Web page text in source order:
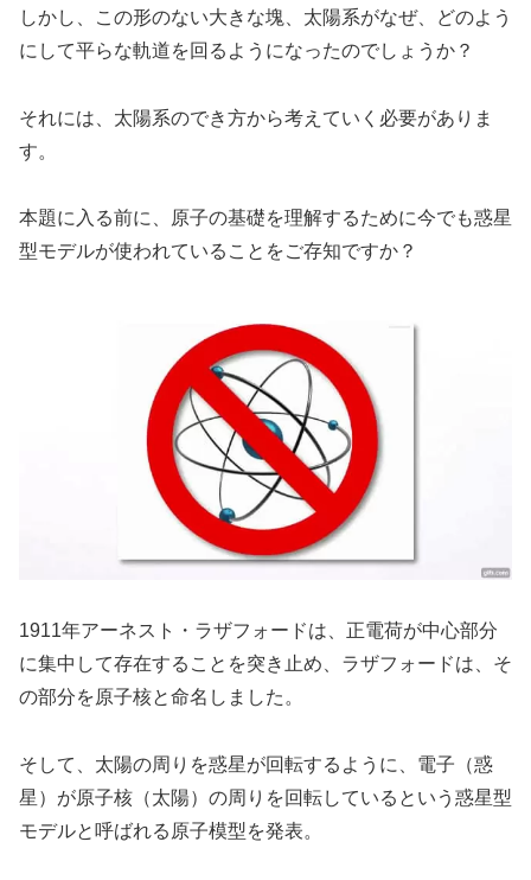
しかし、この形のない大きな塊、太陽系がなぜ、どのよう
にして平らな軌道を回るようになったのでしょうか？
それには、太陽系のでき方から考えていく必要がありま
す。
本題に入る前に、原子の基礎を理解するために今でも惑星
型モデルが使われていることをご存知ですか？
1911年アーネスト・ラザフォードは、正電荷が中心部分
に集中して存在することを突き止め、ラザフォードは、そ
の部分を原子核と命名しました。
そして、太陽の周りを惑星が回転するように、電子（惑
星）が原子核（太陽）の周りを回転しているという惑星型
モデルと呼ばれる原子模型を発表。